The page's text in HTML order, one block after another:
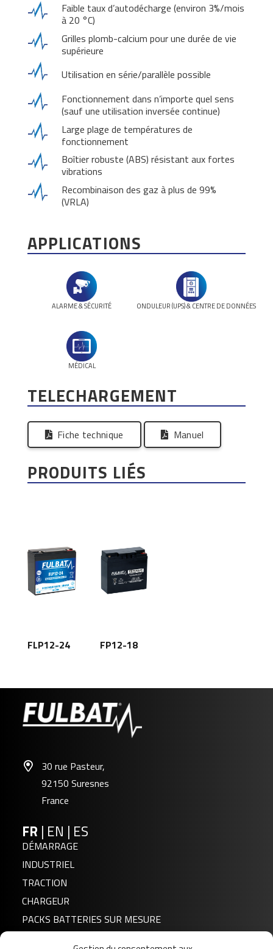
Faible taux d’autodécharge (environ 3%/mois
à 20 °C)
Grilles plomb-calcium pour une durée de vie
supérieure
Utilisation en série/parallèle possible
Fonctionnement dans n’importe quel sens
(sauf une utilisation inversée continue)
Large plage de températures de
fonctionnement
Boîtier robuste (ABS) résistant aux fortes
vibrations
Recombinaison des gaz à plus de 99%
(VRLA)
APPLICATIONS
ALARME & SÉCURITÉ ONDULEUR (UPS) & CENTRE DE DONNÉES
MÉDICAL
TELECHARGEMENT
Fiche technique Manuel
PRODUITS LIÉS
FLP12-24 FP12-18
30 rue Pasteur,
92150 Suresnes
France
FR | EN | ES
DÉMARRAGE
INDUSTRIEL
TRACTION
CHARGEUR
PACKS BATTERIES SUR MESURE